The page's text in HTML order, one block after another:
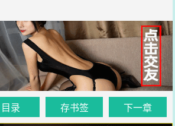
目录 存书签 下一章